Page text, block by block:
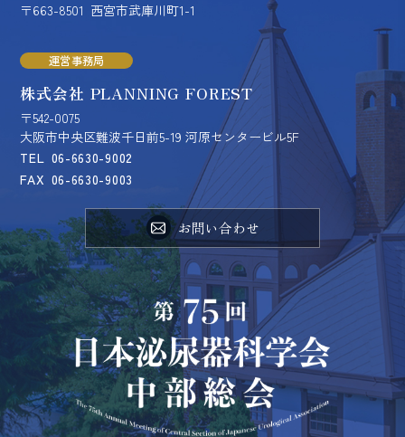
〒663-8501 西宮市武庫川町1-1
運営事務局
株式会社 PLANNING FOREST
〒542-0075
大阪市中央区難波千日前5-19 河原センタービル5F
TEL 06-6630-9002
FAX 06-6630-9003
お問い合わせ